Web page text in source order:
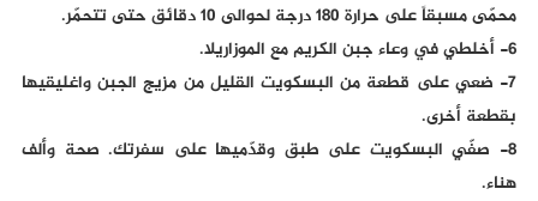
محمّى مسبقاً على حرارة 180 درجة لحوالى 10 دقائق حتى تتحمّر.
6- أخلطي في وعاء جبن الكريم مع الموزاريلا.
7- ضعي على قطعة من البسكويت القليل من مزيج الجبن واغليقيها
بقطعة أخرى.
8- صفّي البسكويت على طبق وقدّميها على سفرتك. صحة وألف
هناء.